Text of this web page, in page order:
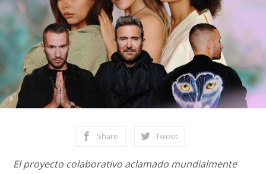
Share Tweet
El proyecto colaborativo aclamado mundialmente